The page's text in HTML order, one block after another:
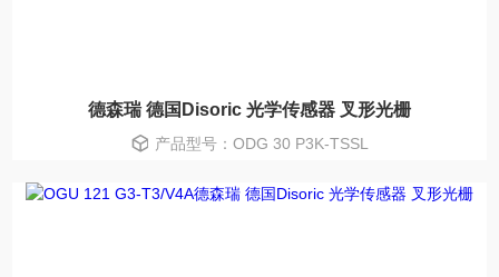
德森瑞 德国Disoric 光学传感器 叉形光栅
产品型号：ODG 30 P3K-TSSL